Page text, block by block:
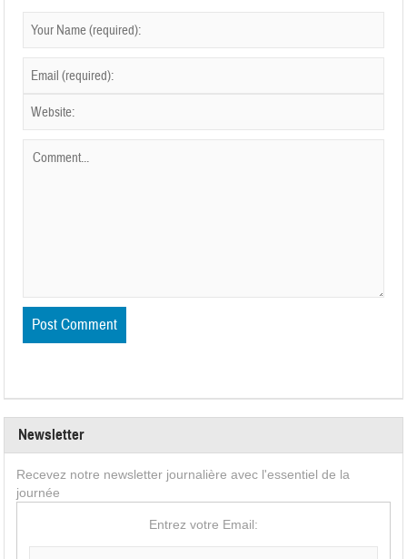
Newsletter
Recevez notre newsletter journalière avec l'essentiel de la
journée
Entrez votre Email: